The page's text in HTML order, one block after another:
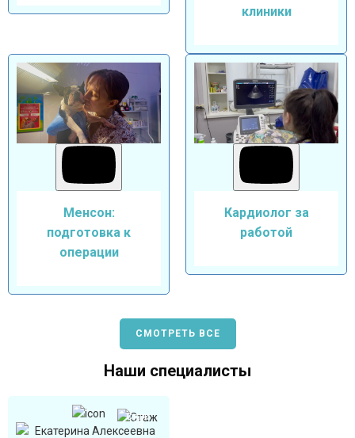
клиники
Менсон:
подготовка к
операции
Кардиолог за
работой
СМОТРЕТЬ ВСЕ
Наши специалисты
Стаж
19